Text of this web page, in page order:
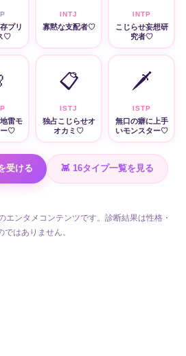
プリ
♡
INTJ
寡黙な支配者♡
INTP
こじらせ妄想研
究者♡
雷モ
ー♡
📋
ISTJ
独占こじらせオ
オカミ♡
🗡️
ISTP
無口の癖に上手
いモンスター♡
受ける 👾 16タイプ一覧を見る
ンタメコンテンツです。診断結果は性格・
はありません。